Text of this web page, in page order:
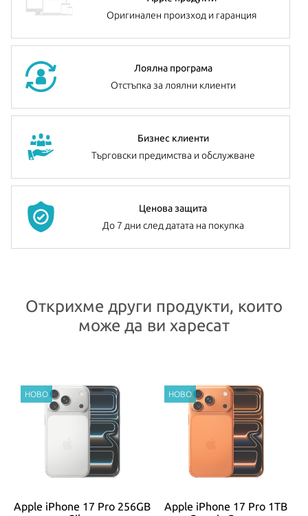
Оригинален произход и гаранция
Лоялна програма
Отстъпка за лоялни клиенти
Бизнес клиенти
Търговски предимства и обслужване
Ценова защита
До 7 дни след датата на покупка
Открихме други продукти, които
може да ви харесат
Apple iPhone 17 Pro 256GB
Apple iPhone 17 Pro 1TB